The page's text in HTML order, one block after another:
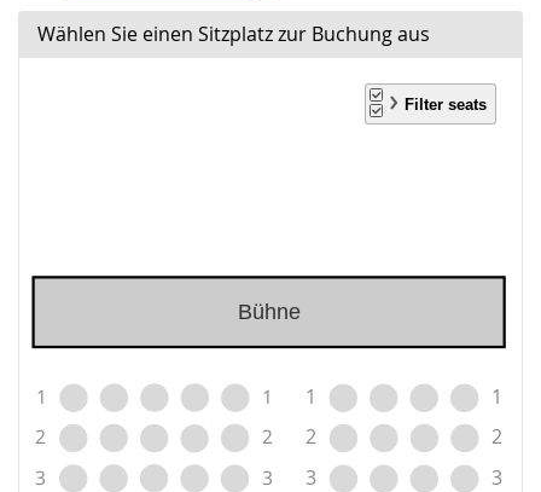
Wählen Sie einen Sitzplatz zur Buchung aus